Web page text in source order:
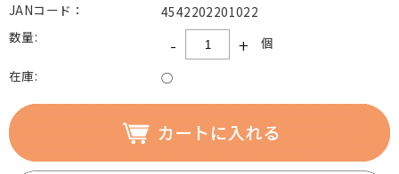
JANコード：
4542202201022
数量:
- +
個
在庫:
○